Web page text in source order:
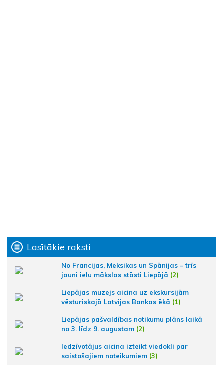
Lasītākie raksti
No Francijas, Meksikas un Spānijas – trīs
jauni ielu mākslas stāsti Liepājā (2)
Liepājas muzejs aicina uz ekskursijām
vēsturiskajā Latvijas Bankas ēkā (1)
Liepājas pašvaldības notikumu plāns laikā
no 3. līdz 9. augustam (2)
Iedzīvotājus aicina izteikt viedokli par
saistošajiem noteikumiem (3)